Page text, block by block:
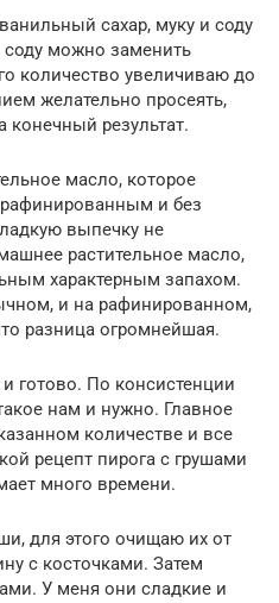
сахар, муку и соду
соду можно заменить
количество увеличиваю до
желательно просеять,
конечный результат.
масло, которое
и без
выпечку не
растительное масло,
характерным запахом.
и на рафинированном,
разница огромнейшая.
готово. По консистенции
нам и нужно. Главное
количестве и все
рецепт пирога с грушами
много времени.
для этого очищаю их от
с косточками. Затем
У меня они сладкие и